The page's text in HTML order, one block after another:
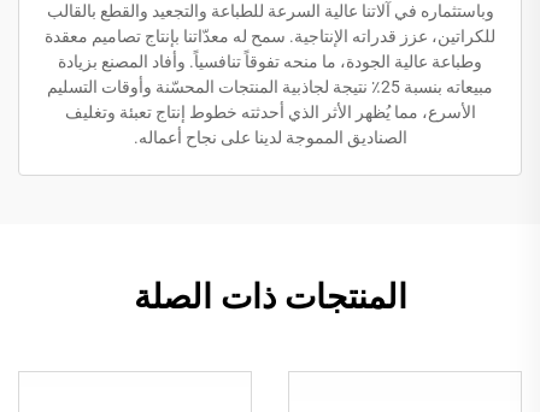
وباستثماره في آلاتنا عالية السرعة للطباعة والتجعيد والقطع بالقالب
للكراتين، عزز قدراته الإنتاجية. سمح له معدّاتنا بإنتاج تصاميم معقدة
وطباعة عالية الجودة، ما منحه تفوقاً تنافسياً. وأفاد المصنع بزيادة
مبيعاته بنسبة 25٪ نتيجة لجاذبية المنتجات المحسّنة وأوقات التسليم
الأسرع، مما يُظهر الأثر الذي أحدثته خطوط إنتاج تعبئة وتغليف
الصناديق المموجة لدينا على نجاح أعماله.
المنتجات ذات الصلة